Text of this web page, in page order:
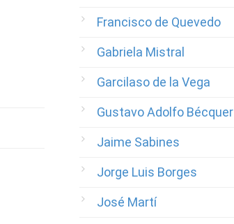
Francisco de Quevedo
Gabriela Mistral
Garcilaso de la Vega
Gustavo Adolfo Bécquer
Jaime Sabines
Jorge Luis Borges
José Martí